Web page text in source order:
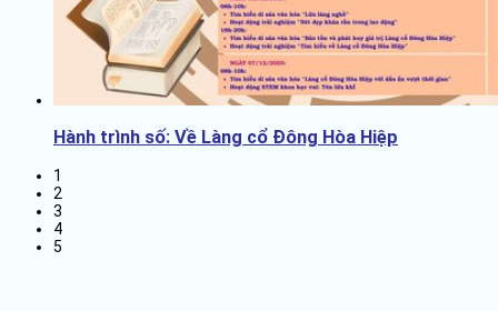
Hành trình số: Về Làng cổ Đông Hòa Hiệp
1
2
3
4
5